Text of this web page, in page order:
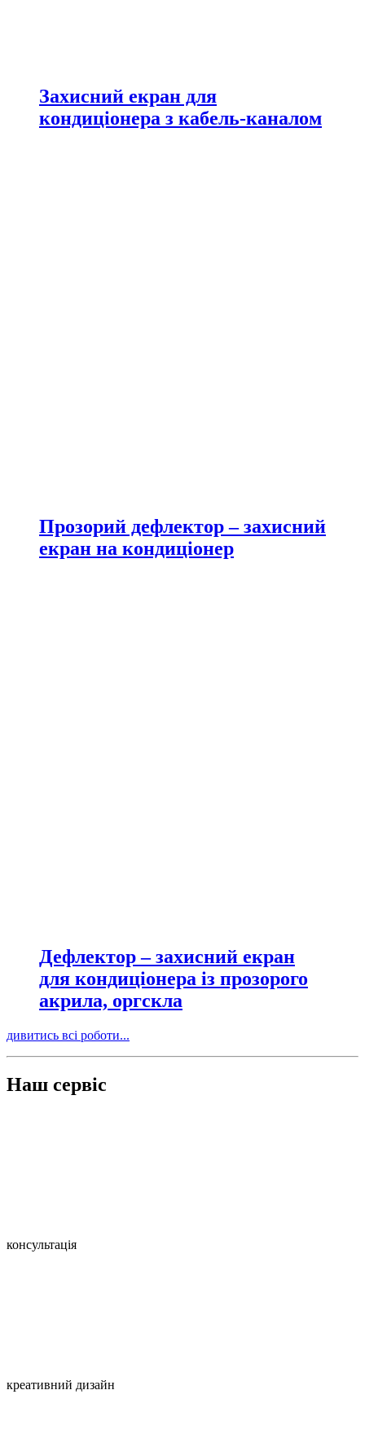
Захисний екран для
кондиціонера з кабель-каналом
Прозорий дефлектор – захисний
екран на кондиціонер
Дефлектор – захисний екран
для кондиціонера із прозорого
акрила, оргскла
дивитись всі роботи...
Наш сервіс
консультація
креативний дизайн